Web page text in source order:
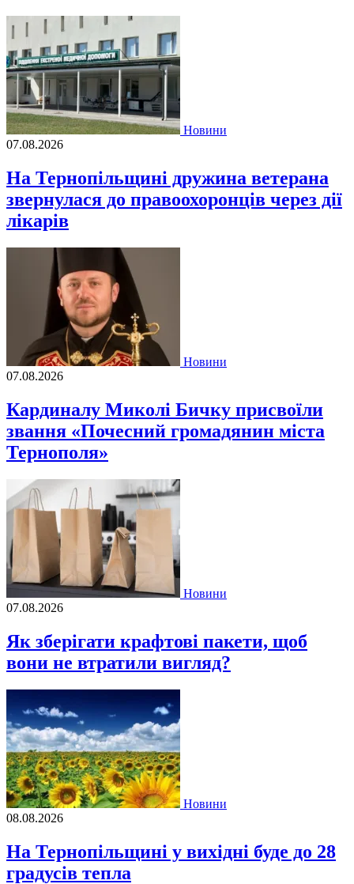
Новини
07.08.2026
На Тернопільщині дружина ветерана
звернулася до правоохоронців через дії
лікарів
Новини
07.08.2026
Кардиналу Миколі Бичку присвоїли
звання «Почесний громадянин міста
Тернополя»
Новини
07.08.2026
Як зберігати крафтові пакети, щоб
вони не втратили вигляд?
Новини
08.08.2026
На Тернопільщині у вихідні буде до 28
градусів тепла